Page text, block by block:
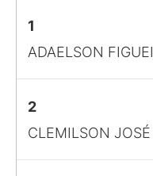
1
ADAELSON
2
CLEMILSON